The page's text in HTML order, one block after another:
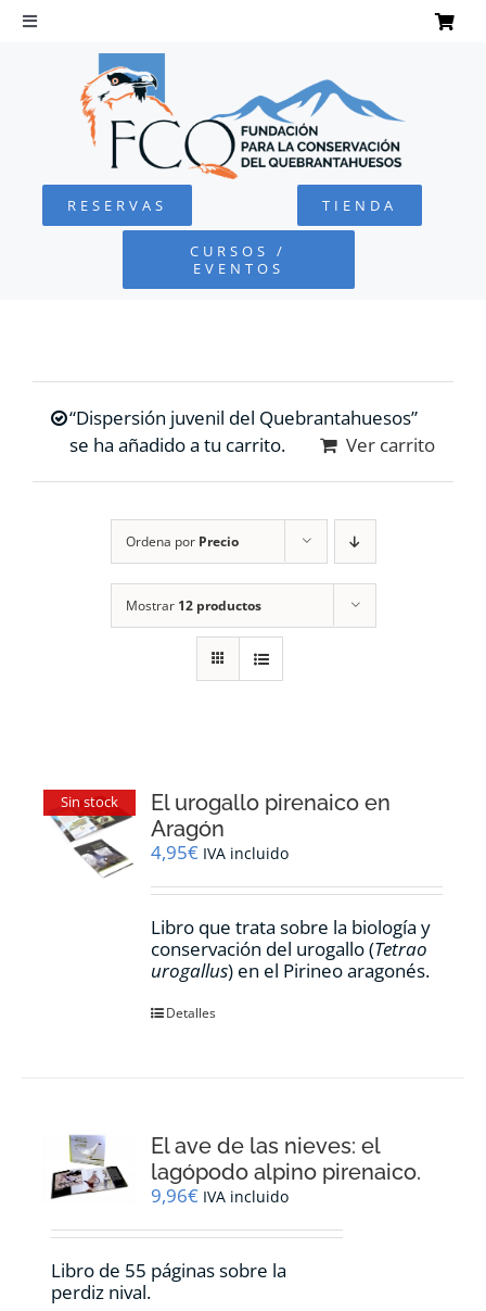
Saltar
Toggle
Navigation
QUEBRANTAHUESOS
FUNDACIÓN
COLABORA
RESERVAS TIENDA
CURSOS /
EVENTOS
“Dispersión juvenil del Quebrantahuesos”
se ha añadido a tu carrito.
Ver carrito
Ordena por Precio
Mostrar 12 productos
Sin stock
El urogallo pirenaico en
Aragón
4,95€ IVA incluido
Libro que trata sobre la biología y
conservación del urogallo (Tetrao
urogallus) en el Pirineo aragonés.
Detalles
El ave de las nieves: el
lagópodo alpino pirenaico.
9,96€ IVA incluido
Libro de 55 páginas sobre la
perdiz nival.